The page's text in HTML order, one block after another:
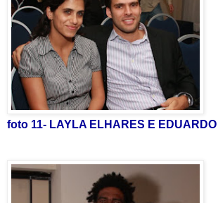
foto 11- LAYLA ELHARES E